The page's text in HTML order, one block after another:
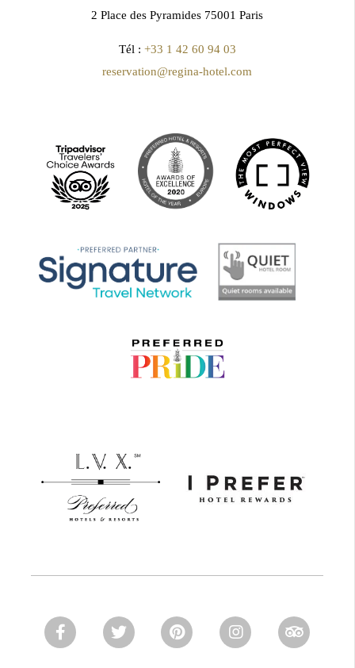
2 Place des Pyramides 75001 Paris
Tél : +33 1 42 60 94 03
reservation@regina-hotel.com